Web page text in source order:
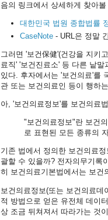
음의 링크에서 상세하게 찾아
대한민국 법원 종합법률
CaseNote - URL은 정말
그러면 '보건保健'(건강을 지키
료직' '보건진료소' 등 다른 낱
있다. 후자에서는 '보건의료'를
관 또는 보건의료인 등이 행하
아, '보건의료정보'를 보건의료
"보건의료정보"란 보건
로 표현된 모든 종류의
기존 법에서 정의한 보건의료
괄할 수 있을까? 전자의무기록
히 보건의료기본법에서는 보건
보건의료정보(또는 보건의료
적 방법으로 얻은 유전체 데이
상 조금 뒤쳐져서 따라가는 것